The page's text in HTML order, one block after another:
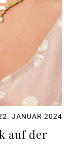
JANUAR 2024
auf der